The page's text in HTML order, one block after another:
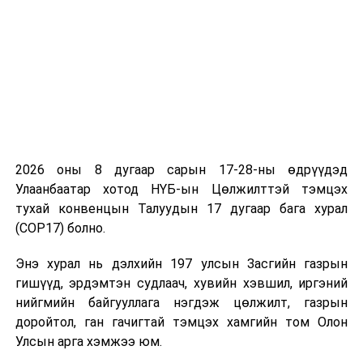
Улсын төсвийн хөрөнгө оруулалтаар хэрэгжих
Хэнтий аймгийн Чингис хот-Дадал сум
чиглэлийн 50 км хатуу хучилттай авто замын
барилгын ажилд шаардагдах түгээмэл
талбайн солбицлыг баталлаа.
Монгол Улсын Засгийн газар НҮБ-ын Хүүхдийн
сангаар дамжуулан БНСУ-аас 360 мянган тун
томуугийн вакцин худалдан авсныг өнөөдөр
2026 оны 8 дугаар сарын 17-28-ны өдрүүдэд
Улаанбаатар хотод НҮБ-ын Цөлжилттэй тэмцэх
тухай конвенцын Талуудын 17 дугаар бага хурал
(COP17) болно.
Энэ хурал нь дэлхийн 197 улсын Засгийн газрын
гишүүд, эрдэмтэн судлаач, хувийн хэвшил, иргэний
нийгмийн байгууллага нэгдэж цөлжилт, газрын
доройтол, ган гачигтай тэмцэх хамгийн том Олон
Улсын арга хэмжээ юм.